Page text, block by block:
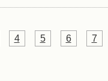
4 5 6 7